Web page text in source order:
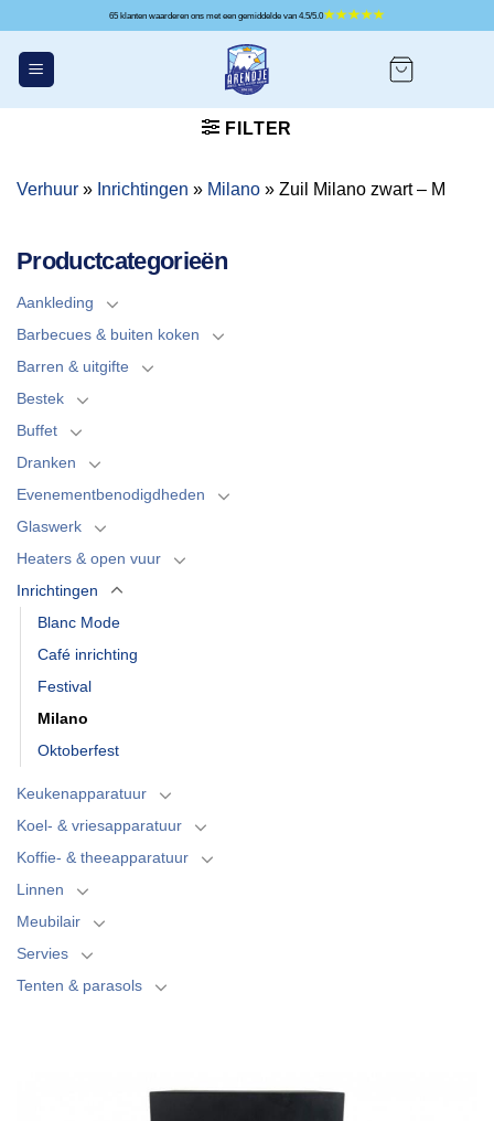
inhoud
65 klanten waarderen ons met een gemiddelde van 4.5/5.0
FILTER
Verhuur » Inrichtingen » Milano » Zuil Milano zwart – M
Productcategorieën
Aankleding
Barbecues & buiten koken
Barren & uitgifte
Bestek
Buffet
Dranken
Evenementbenodigdheden
Glaswerk
Heaters & open vuur
Inrichtingen
Blanc Mode
Café inrichting
Festival
Milano
Oktoberfest
Keukenapparatuur
Koel- & vriesapparatuur
Koffie- & theeapparatuur
Linnen
Meubilair
Servies
Tenten & parasols